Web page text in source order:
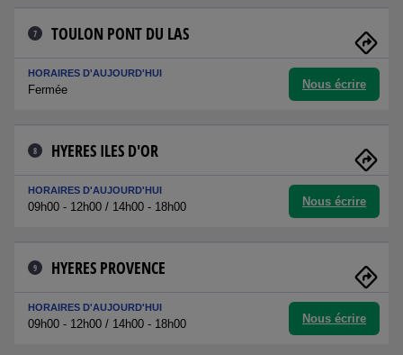
7 TOULON PONT DU LAS
HORAIRES D'AUJOURD'HUI
Fermée Nous écrire
8 HYERES ILES D'OR
HORAIRES D'AUJOURD'HUI
09h00 - 12h00 / 14h00 - 18h00 Nous écrire
9 HYERES PROVENCE
HORAIRES D'AUJOURD'HUI
09h00 - 12h00 / 14h00 - 18h00 Nous écrire